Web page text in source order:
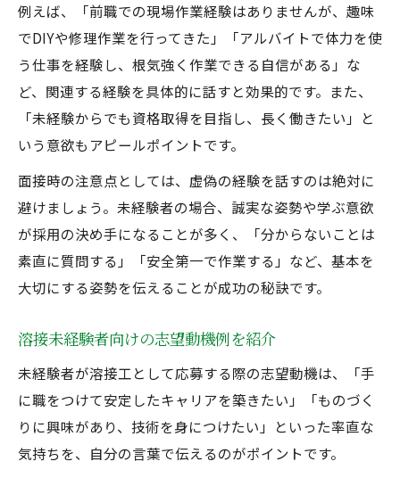
例えば、「前職での現場作業経験はありませんが、趣味
でDIYや修理作業を行ってきた」「アルバイトで体力を使
う仕事を経験し、根気強く作業できる自信がある」な
ど、関連する経験を具体的に話すと効果的です。また、
「未経験からでも資格取得を目指し、長く働きたい」と
いう意欲もアピールポイントです。
面接時の注意点としては、虚偽の経験を話すのは絶対に
避けましょう。未経験者の場合、誠実な姿勢や学ぶ意欲
が採用の決め手になることが多く、「分からないことは
素直に質問する」「安全第一で作業する」など、基本を
大切にする姿勢を伝えることが成功の秘訣です。
溶接未経験者向けの志望動機例を紹介
未経験者が溶接工として応募する際の志望動機は、「手
に職をつけて安定したキャリアを築きたい」「ものづく
りに興味があり、技術を身につけたい」といった率直な
気持ちを、自分の言葉で伝えるのがポイントです。